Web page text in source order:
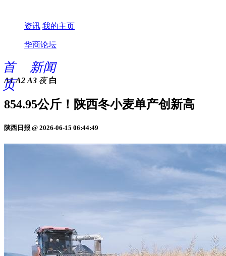
资讯 我的主页
华商论坛
首
页
新闻
A1 A2 A3 夜 白
854.95公斤！陕西冬小麦单产创新高
陕西日报 @ 2026-06-15 06:44:49